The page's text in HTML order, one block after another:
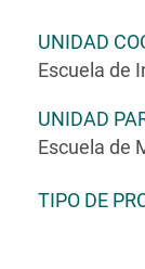
UNIDAD
Escuela de
UNIDAD
Escuela de
TIPO DE